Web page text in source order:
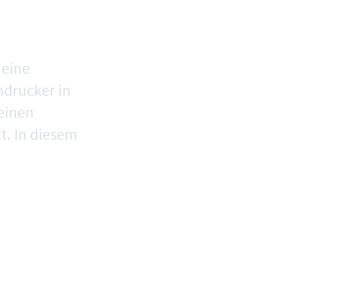
in
In diesem